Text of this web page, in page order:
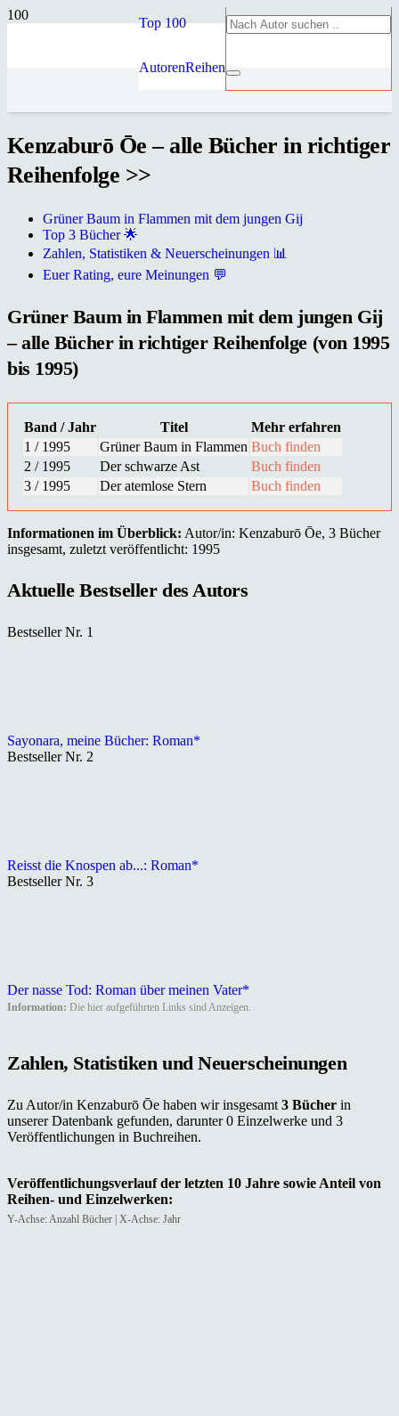
Top 100
AutorenReihen
Kenzaburō Ōe – alle Bücher in richtiger
Reihenfolge >>
Grüner Baum in Flammen mit dem jungen Gij
Top 3 Bücher 🌟
Zahlen, Statistiken & Neuerscheinungen 📊
Euer Rating, eure Meinungen 💬
Grüner Baum in Flammen mit dem jungen Gij
– alle Bücher in richtiger Reihenfolge (von 1995
bis 1995)
Band / Jahr Titel
Mehr erfahren
1 / 1995
Grüner Baum in Flammen Buch finden
2 / 1995
Der schwarze Ast
Buch finden
3 / 1995
Der atemlose Stern Buch finden
Informationen im Überblick: Autor/in: Kenzaburō Ōe, 3 Bücher
insgesamt, zuletzt veröffentlicht: 1995
Aktuelle Bestseller des Autors
Bestseller Nr. 1
Sayonara, meine Bücher: Roman*
Bestseller Nr. 2
Reisst die Knospen ab...: Roman*
Bestseller Nr. 3
Der nasse Tod: Roman über meinen Vater*
Information: Die hier aufgeführten Links sind Anzeigen.
Zahlen, Statistiken und Neuerscheinungen
Zu Autor/in Kenzaburō Ōe haben wir insgesamt3 Bücher in
unserer Datenbank gefunden, darunter 0 Einzelwerke und 3
Veröffentlichungen in Buchreihen.
Veröffentlichungsverlauf der letzten 10 Jahre sowie Anteil von
Reihen- und Einzelwerken:
Y-Achse: Anzahl Bücher | X-Achse: Jahr